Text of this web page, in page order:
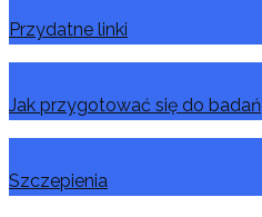
Przydatne linki
Jak przygotować się do badań
Szczepienia